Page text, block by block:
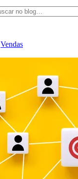
Vendas